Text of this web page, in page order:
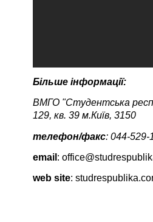
Більше інформації:
ВМГО "Студентська
129, кв. 39 м.Київ, 3150
телефон/факс: 044-529-
email:
web site: